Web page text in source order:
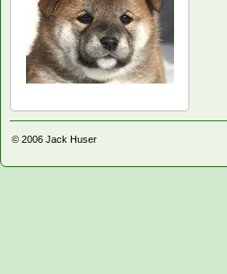
© 2006 Jack Huser